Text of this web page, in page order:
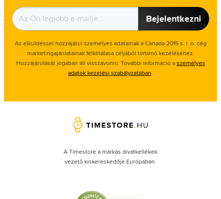
Bejelentkezni
Az elküldéssel hozzájárul személyes adatainak a Canada 2015 s. r. o. cég
marketingajánlatainak felkínálasa céljából történő kezeléséhez.
Hozzájárulását jogában áll visszavonni. További információ aszemélyes
adatok kezelési szabályzatában.
A Timestore a márkás divatkellékek
vezető kiskereskedője Európában.